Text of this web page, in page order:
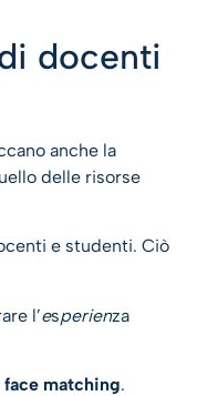
docenti
anche la
delle risorse
e studenti. Ciò
l’esperienza
face matching.